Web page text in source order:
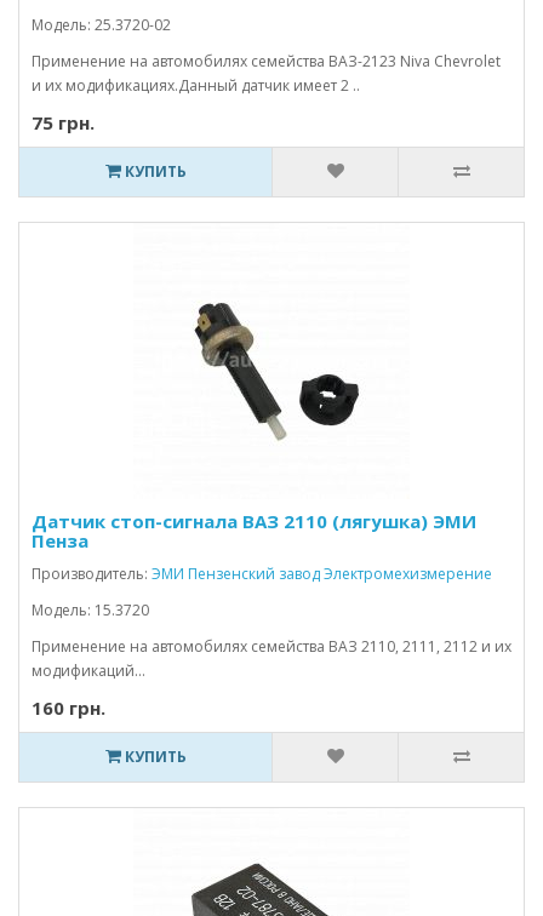
Модель: 25.3720-02
Применение на автомобилях семейства ВАЗ-2123 Niva Chevrolet
и их модификациях.Данный датчик имеет 2 ..
75 грн.
КУПИТЬ
Датчик стоп-сигнала ВАЗ 2110 (лягушка) ЭМИ
Пенза
Производитель: ЭМИ Пензенский завод Электромехизмерение
Модель: 15.3720
Применение на автомобилях семейства ВАЗ 2110, 2111, 2112 и их
модификаций...
160 грн.
КУПИТЬ